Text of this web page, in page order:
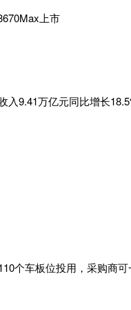
上市
入9.41万亿元同比增长
个车板位投用，采购商